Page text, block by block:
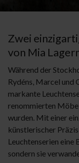
Zwei
von Mia
Während der
Rydéns, Marcel und
markante
renommierten
wurden. Mit einer
künstlerischer
Leuchtenserien eine
sondern sie